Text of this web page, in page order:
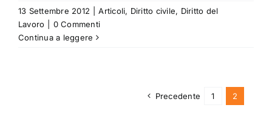
13 Settembre 2012 Articoli, Diritto civile, Diritto del
Lavoro
0 Commenti
Continua a leggere
Precedente 1 2